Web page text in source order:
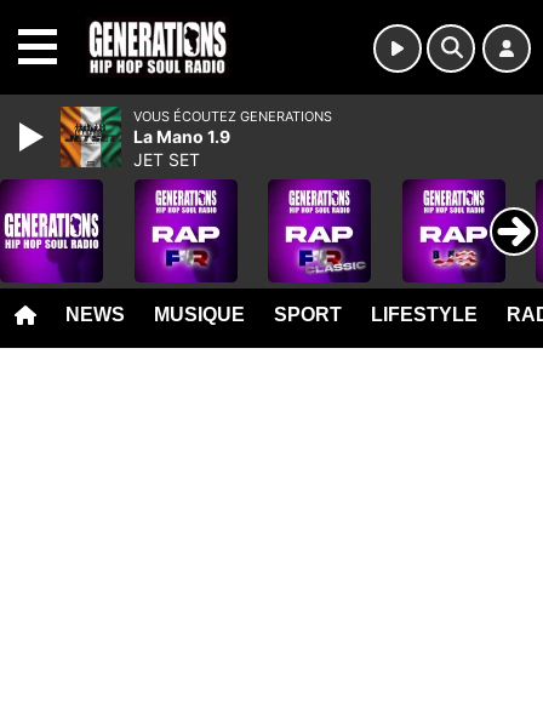
NEWS MUSIQUE SPORT LIFESTYLE
VOUS ÉCOUTEZ GENERATIONS
La Mano 1.9
JET SET